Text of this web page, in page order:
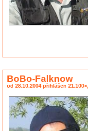
BoBo-Falknow
od 28.10.2004 přihlášen